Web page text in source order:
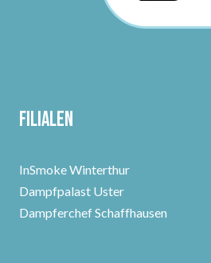
Filialen
InSmoke Winterthur
Dampfpalast Uster
Dampferchef Schaffhausen